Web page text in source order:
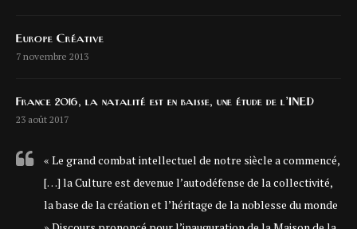
Europe Créative
7 novembre 2013
France 2016, la natalité est en baisse, une étude de l’INED
23 août 2017
« Le grand combat intellectuel de notre siècle a commencé,
[…] la Culture est devenue l’autodéfense de la collectivité,
la base de la création et l’héritage de la noblesse du monde